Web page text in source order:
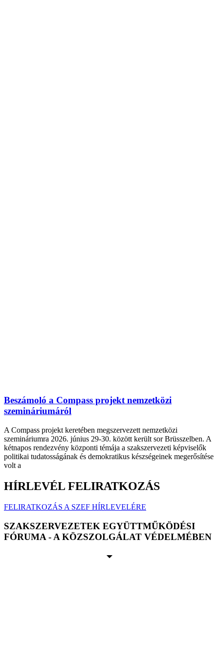
Beszámoló a Compass projekt nemzetközi
szemináriumáról
A Compass projekt keretében megszervezett nemzetközi
szemináriumra 2026. június 29-30. között került sor Brüsszelben. A
kétnapos rendezvény központi témája a szakszervezeti képviselők
politikai tudatosságának és demokratikus készségeinek megerősítése
volt a
HÍRLEVÉL FELIRATKOZÁS
FELIRATKOZÁS A SZEF HÍRLEVELÉRE
SZAKSZERVEZETEK EGYÜTTMŰKÖDÉSI
FÓRUMA - A KÖZSZOLGÁLAT VÉDELMÉBEN